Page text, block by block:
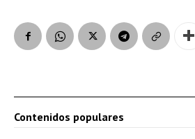
Contenidos populares